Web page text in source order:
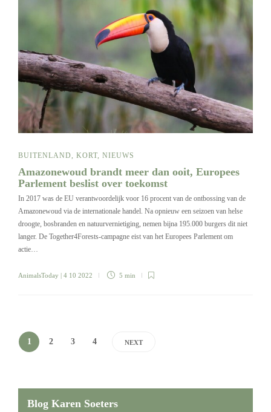
BUITENLAND KORT NIEUWS
Amazonewoud brandt meer dan ooit, Europees
Parlement beslist over toekomst
In 2017 was de EU verantwoordelijk voor 16 procent van de ontbossing van de
Amazonewoud via de internationale handel. Na opnieuw een seizoen van helse
droogte, bosbranden en natuurvernietiging, nemen bijna 195.000 burgers dit niet
langer. De Together4Forests-campagne eist van het Europees Parlement om
actie…
AnimalsToday | 4 10 2022 5 min
1 2 3 4 NEXT
Blog Karen Soeters